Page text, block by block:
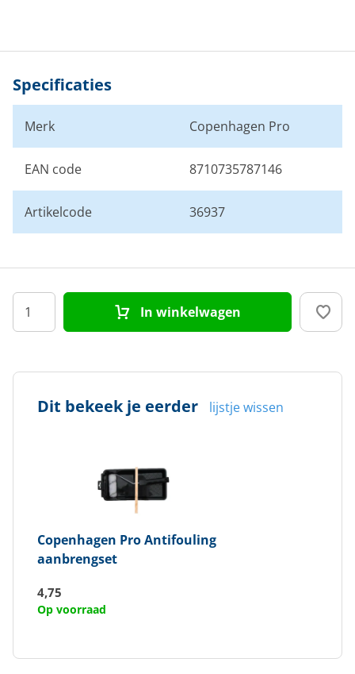
Specificaties
Merk Copenhagen Pro
EAN code 8710735787146
Artikelcode 36937
In winkelwagen
Dit bekeek je eerder lijstje wissen
Copenhagen ProAntifouling
aanbrengset
4,75
Op voorraad